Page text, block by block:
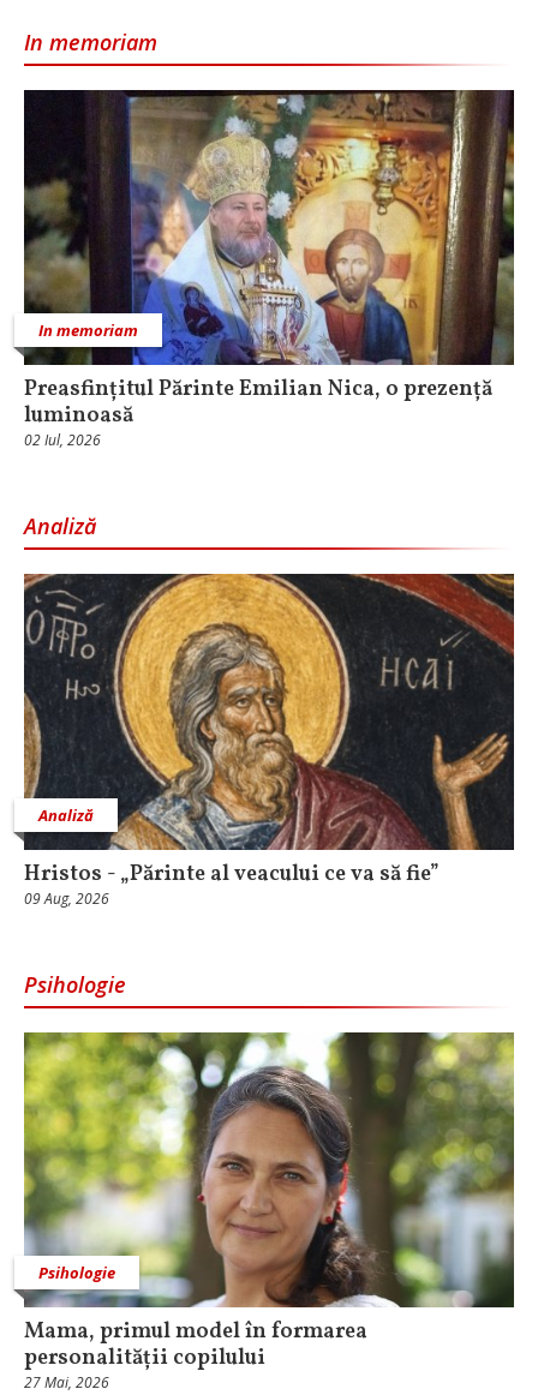
In memoriam
In memoriam
Preasfințitul Părinte Emilian Nica, o prezență
luminoasă
02 Iul, 2026
Analiză
Analiză
Hristos - „Părinte al veacului ce va să fie”
09 Aug, 2026
Psihologie
Psihologie
Mama, primul model în formarea
personalității copilului
27 Mai, 2026